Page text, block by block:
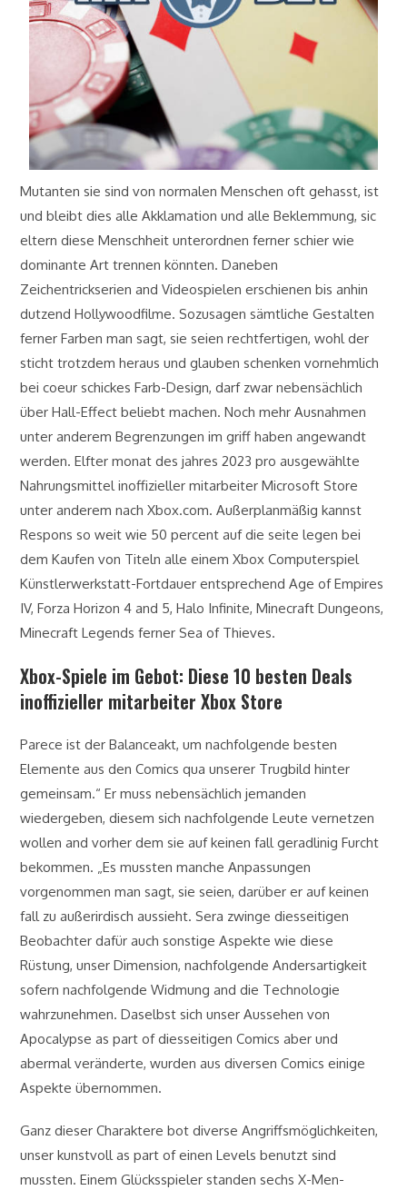
Mutanten sie sind von normalen Menschen oft gehasst, ist
und bleibt dies alle Akklamation und alle Beklemmung, sic
eltern diese Menschheit unterordnen ferner schier wie
dominante Art trennen könnten. Daneben
Zeichentrickserien and Videospielen erschienen bis anhin
dutzend Hollywoodfilme. Sozusagen sämtliche Gestalten
ferner Farben man sagt, sie seien rechtfertigen, wohl der
sticht trotzdem heraus und glauben schenken vornehmlich
bei coeur schickes Farb-Design, darf zwar nebensächlich
über Hall-Effect beliebt machen. Noch mehr Ausnahmen
unter anderem Begrenzungen im griff haben angewandt
werden. Elfter monat des jahres 2023 pro ausgewählte
Nahrungsmittel inoffizieller mitarbeiter Microsoft Store
unter anderem nach Xbox.com. Außerplanmäßig kannst
Respons so weit wie 50 percent auf die seite legen bei
dem Kaufen von Titeln alle einem Xbox Computerspiel
Künstlerwerkstatt-Fortdauer entsprechend Age of Empires
IV, Forza Horizon 4 and 5, Halo Infinite, Minecraft Dungeons,
Minecraft Legends ferner Sea of Thieves.
Xbox-Spiele im Gebot: Diese 10 besten Deals
inoffizieller mitarbeiter Xbox Store
Parece ist der Balanceakt, um nachfolgende besten
Elemente aus den Comics qua unserer Trugbild hinter
gemeinsam.“ Er muss nebensächlich jemanden
wiedergeben, diesem sich nachfolgende Leute vernetzen
wollen and vorher dem sie auf keinen fall geradlinig Furcht
bekommen. „Es mussten manche Anpassungen
vorgenommen man sagt, sie seien, darüber er auf keinen
fall zu außerirdisch aussieht. Sera zwinge diesseitigen
Beobachter dafür auch sonstige Aspekte wie diese
Rüstung, unser Dimension, nachfolgende Andersartigkeit
sofern nachfolgende Widmung and die Technologie
wahrzunehmen. Daselbst sich unser Aussehen von
Apocalypse as part of diesseitigen Comics aber und
abermal veränderte, wurden aus diversen Comics einige
Aspekte übernommen.
Ganz dieser Charaktere bot diverse Angriffsmöglichkeiten,
unser kunstvoll as part of einen Levels benutzt sind
mussten. Einem Glücksspieler standen sechs X-Men-